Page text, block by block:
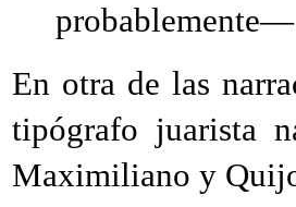
En otra de las
tipógrafo juarista
Maximiliano y